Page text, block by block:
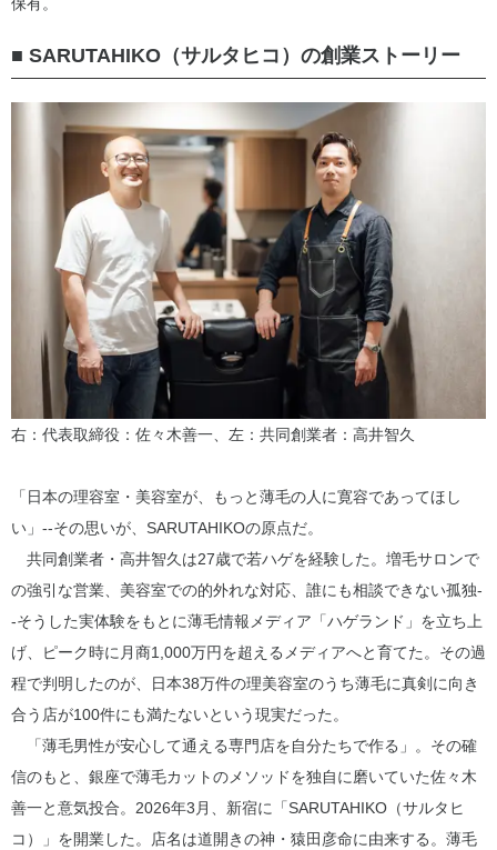
保有。
■ SARUTAHIKO（サルタヒコ）の創業ストーリー
右：代表取締役：佐々木善一、左：共同創業者：高井智久
「日本の理容室・美容室が、もっと薄毛の人に寛容であってほし
い」--その思いが、SARUTAHIKOの原点だ。
共同創業者・高井智久は27歳で若ハゲを経験した。増毛サロンで
の強引な営業、美容室での的外れな対応、誰にも相談できない孤独-
-そうした実体験をもとに薄毛情報メディア「ハゲランド」を立ち上
げ、ピーク時に月商1,000万円を超えるメディアへと育てた。その過
程で判明したのが、日本38万件の理美容室のうち薄毛に真剣に向き
合う店が100件にも満たないという現実だった。
「薄毛男性が安心して通える専門店を自分たちで作る」。その確
信のもと、銀座で薄毛カットのメソッドを独自に磨いていた佐々木
善一と意気投合。2026年3月、新宿に「SARUTAHIKO（サルタヒ
コ）」を開業した。店名は道開きの神・猿田彦命に由来する。薄毛